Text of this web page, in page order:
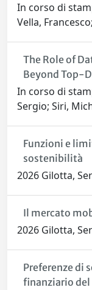
In corso di
Vella,
The Role of
Beyond Top-
In corso di
Sergio; Siri,
Funzioni e
sostenibilità
2026 Gilotta,
Il mercato
2026 Gilotta,
Preferenze di
finanziario